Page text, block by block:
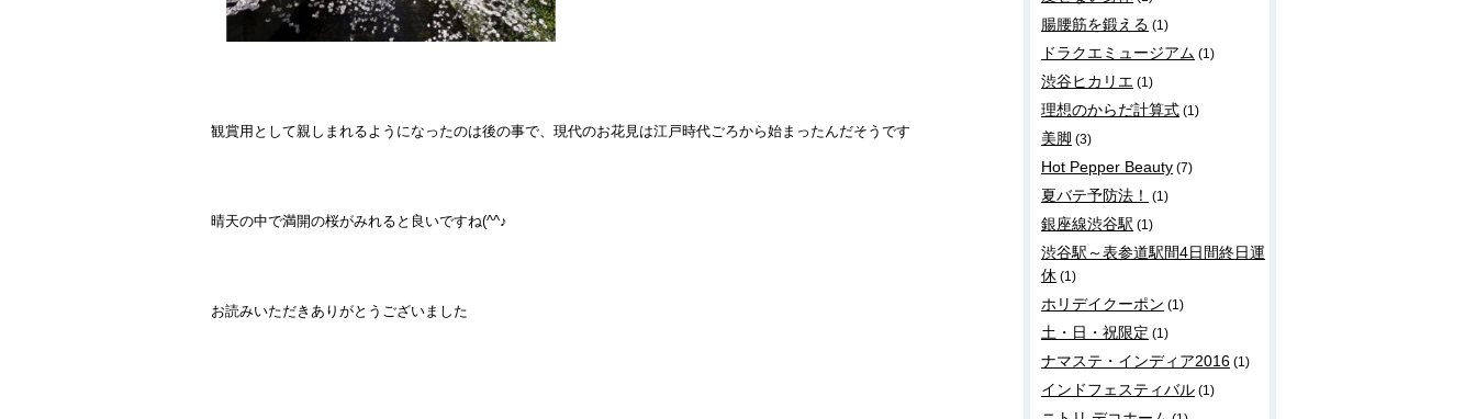
観賞用として親しまれるようになったのは後の事で、現代のお花見は江戸時代ごろから始まったんだそうです
晴天の中で満開の桜がみれると良いですね(^^♪
お読みいただきありがとうございました
腸腰筋を鍛える (1)
ドラクエミュージアム (1)
渋谷ヒカリエ (1)
理想のからだ計算式 (1)
美脚 (3)
Hot Pepper Beauty (7)
夏バテ予防法！ (1)
銀座線渋谷駅 (1)
渋谷駅～表参道駅間4日間終日運
休 (1)
ホリデイクーポン (1)
土・日・祝限定 (1)
ナマステ・インディア2016 (1)
インドフェスティバル (1)